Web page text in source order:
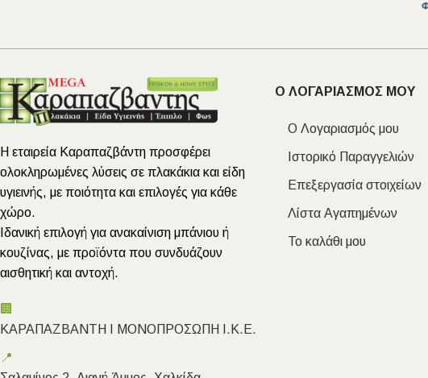
Η εταιρεία Καραπαζβάντη προσφέρει
ολοκληρωμένες λύσεις σε πλακάκια και είδη
υγιεινής, με ποιότητα και επιλογές για κάθε
χώρο.
Ιδανική επιλογή για ανακαίνιση μπάνιου ή
κουζίνας, με προϊόντα που συνδυάζουν
αισθητική και αντοχή.
🏢
ΚΑΡΑΠΑΖΒΑΝΤΗ Ι ΜΟΝΟΠΡΟΣΩΠΗ Ι.Κ.Ε.
📍
Ο ΛΟΓΑΡΙΑΣΜΟΣ ΜΟΥ
Ο Λογαριασμός μου
Ιστορικό Παραγγελιών
Επεξεργασία στοιχείων
Λίστα Αγαπημένων
Το καλάθι μου